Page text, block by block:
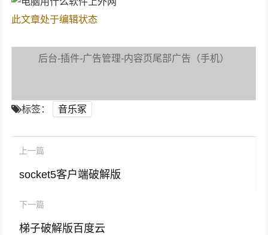
此文章处于编辑状态
后台-插件-广告管理-内容页尾部广告（手机）
标签： 音乐冢
上一篇
socket5客户端破解版
下一篇
梯子破解版百度云